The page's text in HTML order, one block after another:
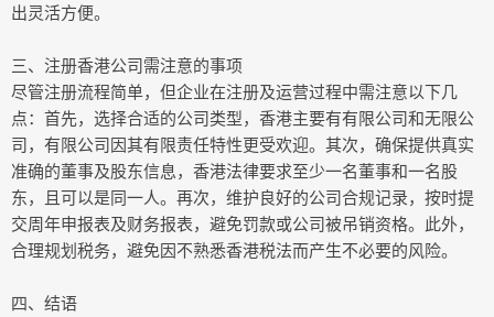
出灵活方便。
三、注册香港公司需注意的事项
尽管注册流程简单，但企业在注册及运营过程中需注意以下几
点：首先，选择合适的公司类型，香港主要有有限公司和无限公
司，有限公司因其有限责任特性更受欢迎。其次，确保提供真实
准确的董事及股东信息，香港法律要求至少一名董事和一名股
东，且可以是同一人。再次，维护良好的公司合规记录，按时提
交周年申报表及财务报表，避免罚款或公司被吊销资格。此外，
合理规划税务，避免因不熟悉香港税法而产生不必要的风险。
四、结语